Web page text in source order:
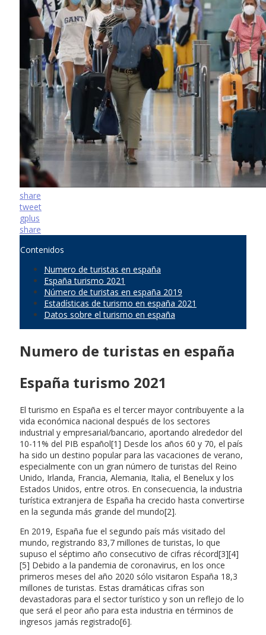
share
tweet
gplus
share
Contenidos
Numero de turistas en españa
España turismo 2021
Número de turistas en españa 2019
Estadísticas de turismo en españa 2021
Datos sobre el turismo en españa
Numero de turistas en españa
España turismo 2021
El turismo en España es el tercer mayor contribuyente a la
vida económica nacional después de los sectores
industrial y empresarial/bancario, aportando alrededor del
10-11% del PIB español[1] Desde los años 60 y 70, el país
ha sido un destino popular para las vacaciones de verano,
especialmente con un gran número de turistas del Reino
Unido, Irlanda, Francia, Alemania, Italia, el Benelux y los
Estados Unidos, entre otros. En consecuencia, la industria
turística extranjera de España ha crecido hasta convertirse
en la segunda más grande del mundo[2].
En 2019, España fue el segundo país más visitado del
mundo, registrando 83,7 millones de turistas, lo que
supuso el séptimo año consecutivo de cifras récord[3][4]
[5] Debido a la pandemia de coronavirus, en los once
primeros meses del año 2020 sólo visitaron España 18,3
millones de turistas. Estas dramáticas cifras son
devastadoras para el sector turístico y son un reflejo de lo
que será el peor año para esta industria en términos de
ingresos jamás registrado[6].